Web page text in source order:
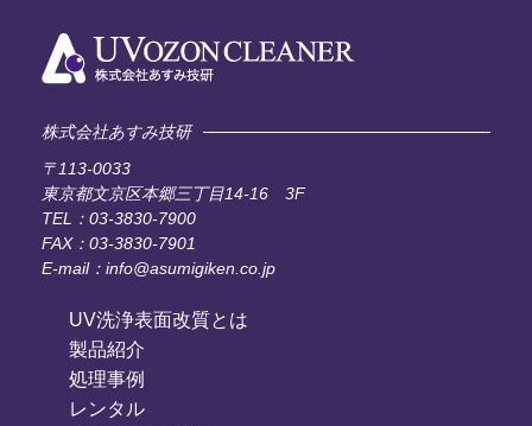
株式会社あすみ技研
〒113-0033
東京都文京区本郷三丁目14-16 3F
TEL：03-3830-7900
FAX：03-3830-7901
E-mail：info@asumigiken.co.jp
UV洗浄表面改質とは
製品紹介
処理事例
レンタル